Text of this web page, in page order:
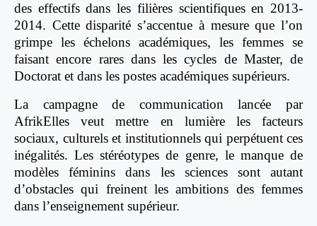
des effectifs dans les filières scientifiques en 2013-
2014. Cette disparité s’accentue à mesure que l’on
grimpe les échelons académiques, les femmes se
faisant encore rares dans les cycles de Master, de
Doctorat et dans les postes académiques supérieurs.
La campagne de communication lancée par
AfrikElles veut mettre en lumière les facteurs
sociaux, culturels et institutionnels qui perpétuent ces
inégalités. Les stéréotypes de genre, le manque de
modèles féminins dans les sciences sont autant
d’obstacles qui freinent les ambitions des femmes
dans l’enseignement supérieur.